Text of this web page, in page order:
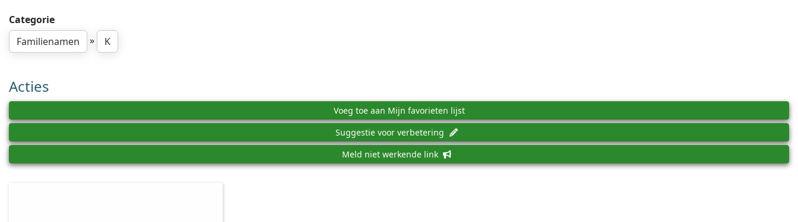
Categorie
Familienamen
» K
Acties
Voeg toe aan Mijn favorieten lijst
Suggestie voor verbetering
Meld niet werkende link